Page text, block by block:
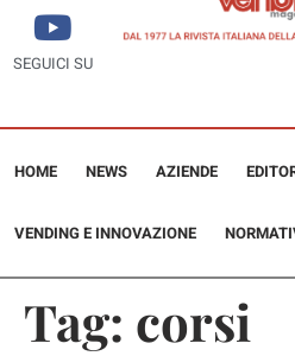
SEGUICI SU
HOME NEWS AZIENDE
VENDING E INNOVAZIONE
Tag: corsi